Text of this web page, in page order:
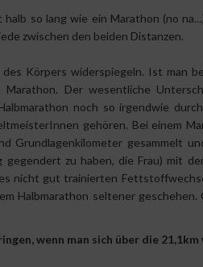
so lang wie ein Marathon (no
zwischen den beiden Distanzen.
Körpers widerspiegeln. Ist man
Der wesentliche
noch so irgendwie
gehören. Bei einem
Grundlagenkilometer gesammelt
zu haben, die Frau) mit
nicht gut trainierten
Halbmarathon seltener geschehen.
wenn man sich über die 21,1km